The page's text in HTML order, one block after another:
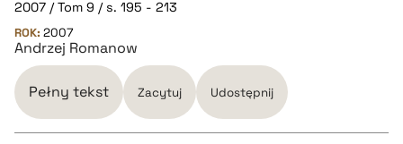
BIBTEX
pobierz cytat
2007 / Tom 9 / s. 195 - 213
ROK: 2007
Andrzej Romanow
Pełny tekst Zacytuj Udostępnij